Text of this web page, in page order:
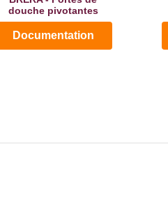
douche pivotantes
Documentation